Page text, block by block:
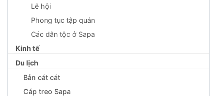
Lễ hội
Phong tục tập quán
Các dân tộc ở Sapa
Kinh tế
Du lịch
Bản cát cát
Cáp treo Sapa